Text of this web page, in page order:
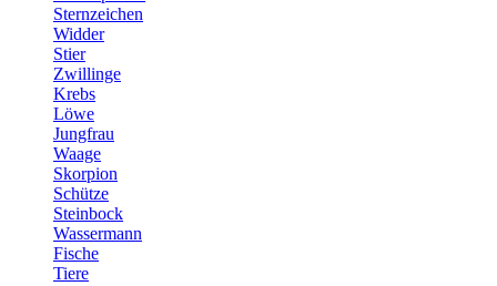
Sternzeichen
Widder
Stier
Zwillinge
Krebs
Löwe
Jungfrau
Waage
Skorpion
Schütze
Steinbock
Wassermann
Fische
Tiere